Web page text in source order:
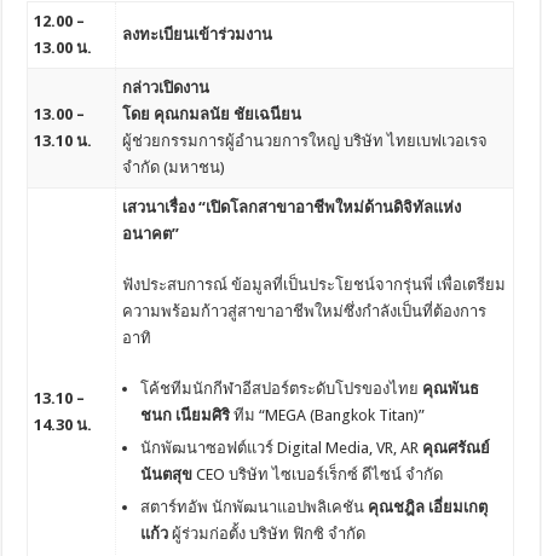
12.00 –
13.00 น.
ลงทะเบียนเข้าร่วมงาน
13.00 –
13.10 น.
กล่าวเปิดงาน
โดย คุณกมลนัย ชัยเฉนียน
ผู้ช่วยกรรมการผู้อำนวยการใหญ่ บริษัท ไทยเบฟเวอเรจ
จำกัด (มหาชน)
13.10 –
14.30 น.
เสวนาเรื่อง “เปิดโลกสาขาอาชีพใหม่ด้านดิจิทัลแห่ง
อนาคต”
ฟังประสบการณ์ ข้อมูลที่เป็นประโยชน์จากรุ่นพี่ เพื่อเตรียม
ความพร้อมก้าวสู่สาขาอาชีพใหม่ซึ่งกำลังเป็นที่ต้องการ
อาทิ
โค้ชทีมนักกีฬาอีสปอร์ตระดับโปรของไทย คุณพันธ
ชนก เนียมศิริทีม “MEGA (Bangkok Titan)”
นักพัฒนาซอฟต์แวร์ Digital Media, VR, AR คุณศรัณย์
นันตสุขCEO บริษัท ไซเบอร์เร็กซ์ ดีไซน์ จำกัด
สตาร์ทอัพ นักพัฒนาแอปพลิเคชัน คุณชฎิล เอี่ยมเกตุ
แก้วผู้ร่วมก่อตั้ง บริษัท ฟิกซิ จำกัด